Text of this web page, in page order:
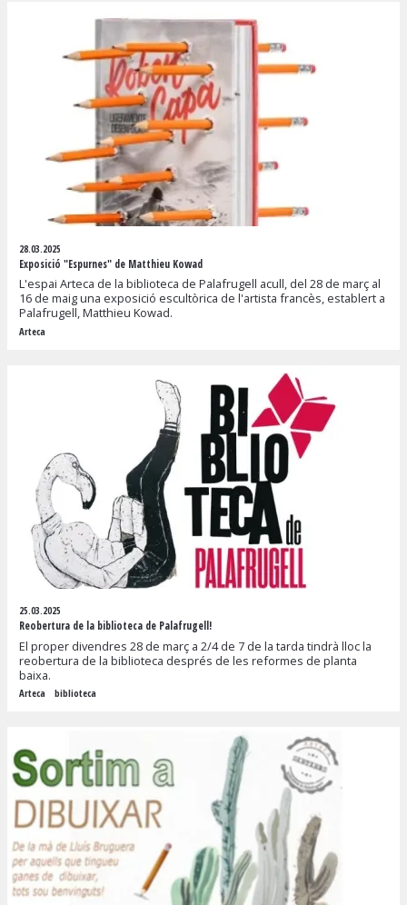
28.03.2025
Exposició "Espurnes" de Matthieu Kowad
L'espai Arteca de la biblioteca de Palafrugell acull, del 28 de març al
16 de maig una exposició escultòrica de l'artista francès, establert a
Palafrugell, Matthieu Kowad.
Arteca
25.03.2025
Reobertura de la biblioteca de Palafrugell!
El proper divendres 28 de març a 2/4 de 7 de la tarda tindrà lloc la
reobertura de la biblioteca després de les reformes de planta
baixa.
Arteca biblioteca